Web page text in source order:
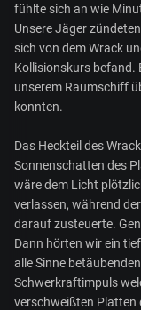
fühlte sich an wie
Unsere Jäger
sich von dem Wrack
Kollisionskurs befand.
unserem Raumschiff
konnten.
Das Heckteil des
Sonnenschatten des
wäre dem Licht
verlassen, während
darauf zusteuerte.
Dann hörten wir ein
alle Sinne
Schwerkraftimpuls
verschweißten Platten